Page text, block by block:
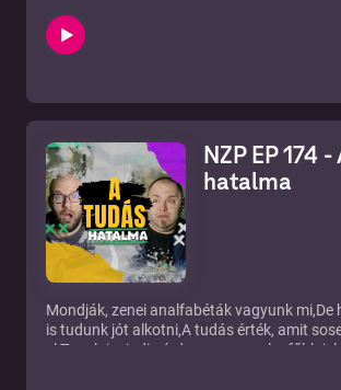
https://apple.co/2DIyvnb Facebook: http://
Instagram: https://bit.ly/3lUVEd4 Twitter:
http://bit.ly/2GtsexN Telegram: http://bit.ly/
NZP EP 174
hatalma
Mondják, zenei analfabéták vagyunk mi,De
is tudunk jót alkotni,A tudás érték, amit
el,Tanulni mindig érdemes, s ez a legfőbb